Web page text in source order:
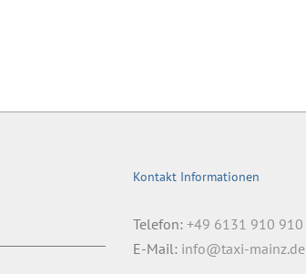
Kontakt Informationen
Telefon: +49 6131 910 910
E-Mail: info@taxi-mainz.de